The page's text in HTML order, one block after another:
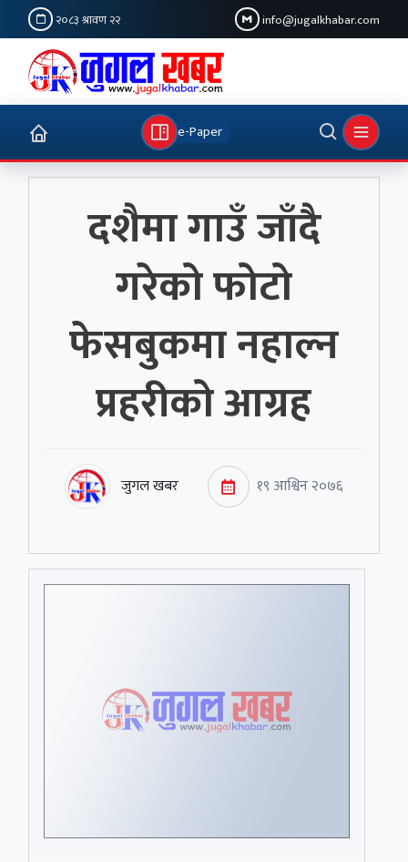
२०८३ श्रावण २२ info@jugalkhabar.com
e-Paper
दशैमा गाउँ जाँदै
गरेको फोटो
फेसबुकमा नहाल्न
प्रहरीको आग्रह
जुगल खबर १९ आश्विन २०७६